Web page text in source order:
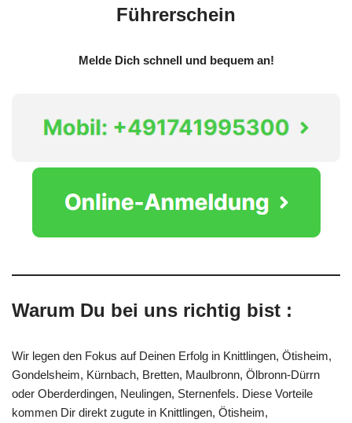
Führerschein
Melde Dich schnell und bequem an!
Warum Du bei uns richtig bist :
Wir legen den Fokus auf Deinen Erfolg in Knittlingen, Ötisheim,
Gondelsheim, Kürnbach, Bretten, Maulbronn, Ölbronn-Dürrn
oder Oberderdingen, Neulingen, Sternenfels. Diese Vorteile
kommen Dir direkt zugute in Knittlingen, Ötisheim,